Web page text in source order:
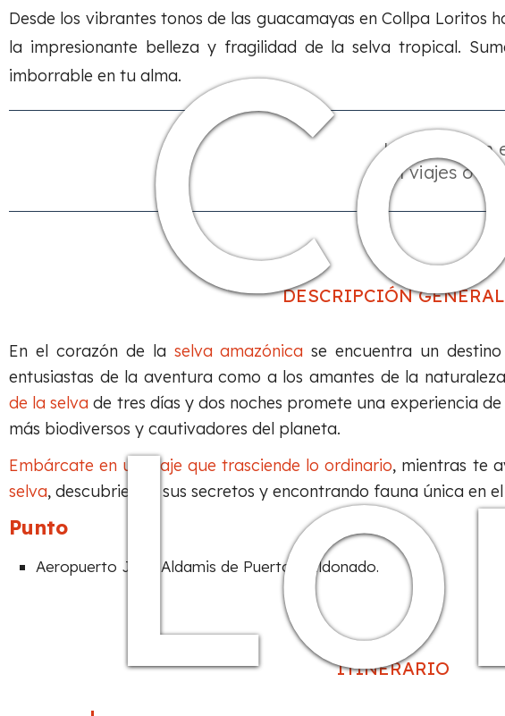
Desde los vibrantes tonos de las guacamayas en Collpa Loritos
la impresionante belleza y fragilidad de la selva tropical.
imborrable en tu alma.
Hable con un
en viajes o
DESCRIPCIÓN GENERAL
En el corazón de la selva amazónica se encuentra un
entusiastas de la aventura como a los amantes de la
de la selva de tres días y dos noches promete una experiencia
más biodiversos y cautivadores del planeta.
Embárcate en un viaje que trasciende lo ordinario, mientras te
selva, descubriendo sus secretos y encontrando fauna única en
Punto
Aeropuerto José Aldamis de Puerto Maldonado.
ITINERARIO